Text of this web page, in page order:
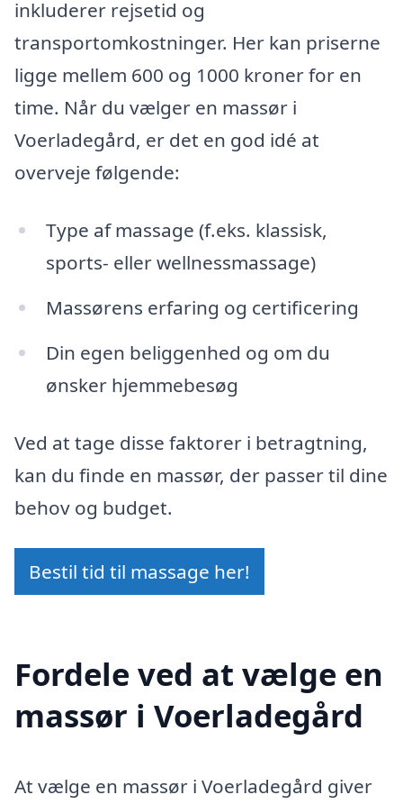
inkluderer rejsetid og
transportomkostninger. Her kan priserne
ligge mellem 600 og 1000 kroner for en
time. Når du vælger en massør i
Voerladegård, er det en god idé at
overveje følgende:
Type af massage (f.eks. klassisk,
sports- eller wellnessmassage)
Massørens erfaring og certificering
Din egen beliggenhed og om du
ønsker hjemmebesøg
Ved at tage disse faktorer i betragtning,
kan du finde en massør, der passer til dine
behov og budget.
Bestil tid til massage her!
Fordele ved at vælge en
massør i Voerladegård
At vælge en massør i Voerladegård giver